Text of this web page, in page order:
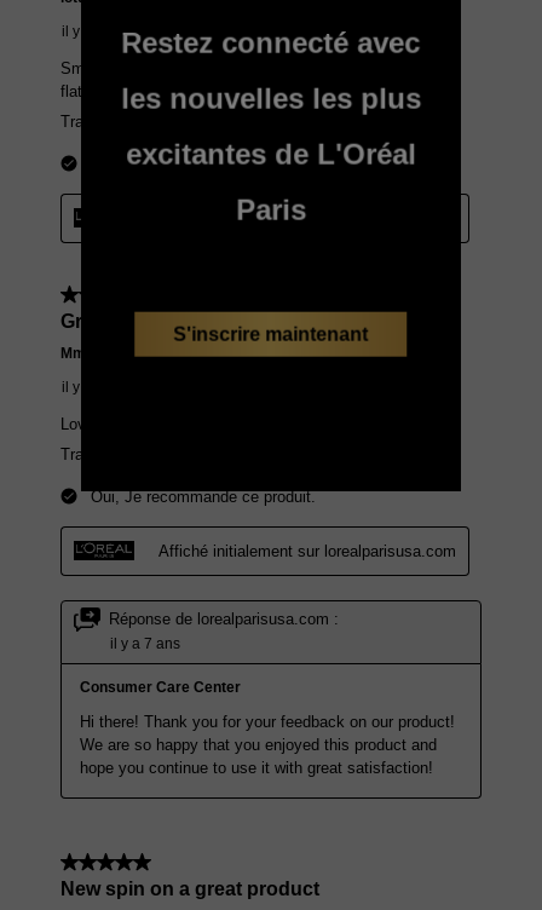
Restez connecté avec
les nouvelles les plus
excitantes de L'Oréal
Paris
S'inscrire maintenant